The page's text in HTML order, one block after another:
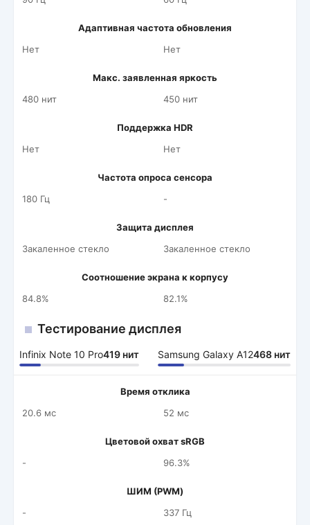
Адаптивная частота обновления
Нет
Нет
Макс. заявленная яркость
480 нит
450 нит
Поддержка HDR
Нет
Нет
Частота опроса сенсора
180 Гц
-
Защита дисплея
Закаленное стекло
Закаленное стекло
Соотношение экрана к корпусу
84.8%
82.1%
Тестирование дисплея
Infinix Note 10 Pro419 нит Samsung Galaxy A12468 нит
Время отклика
20.6 мс
52 мс
Цветовой охват sRGB
-
96.3%
ШИМ (PWM)
-
337 Гц